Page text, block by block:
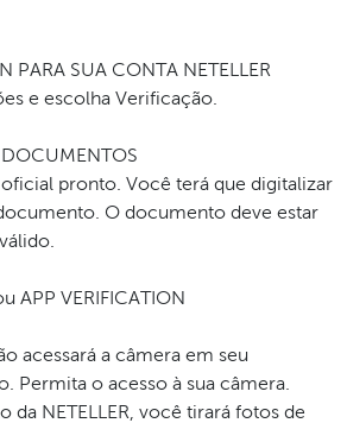
PARA SUA CONTA NETELLER
e escolha Verificação.
pronto. Você terá que digitalizar
O documento deve estar
APP VERIFICATION
acessará a câmera em seu
Permita o acesso à sua câmera.
da NETELLER, você tirará fotos de